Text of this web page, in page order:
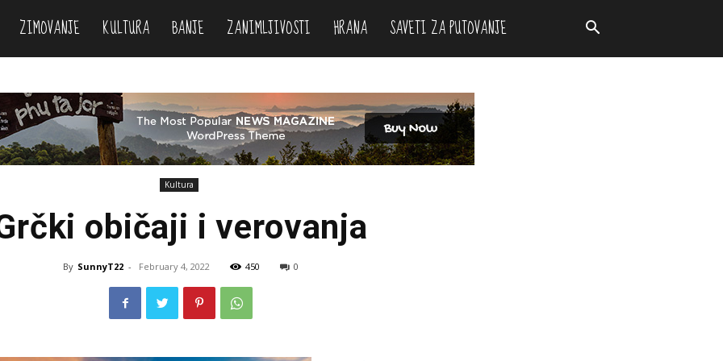
ZIMOVANJE KULTURA BANJE ZANIMLJIVOSTI HRANA SAVETI ZA PUTOVANJE
Kultura
običaji i verovanja
By SunnyT22 - February 4, 2022 450 0